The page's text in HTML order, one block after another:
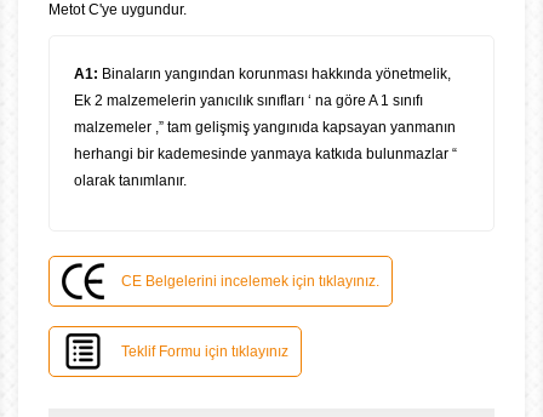
Metot C'ye uygundur.
A1: Binaların yangından korunması hakkında yönetmelik,
Ek 2 malzemelerin yanıcılık sınıfları ‘ na göre A 1 sınıfı
malzemeler ,” tam gelişmiş yangınıda kapsayan yanmanın
herhangi bir kademesinde yanmaya katkıda bulunmazlar “
olarak tanımlanır.
CE Belgelerini incelemek için tıklayınız.
Teklif Formu için tıklayınız